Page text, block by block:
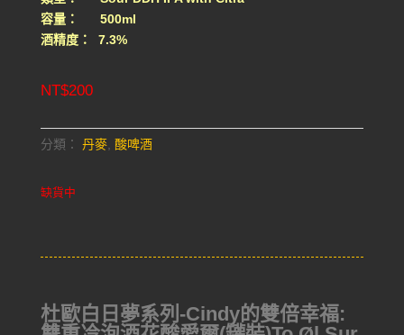
容量： 500ml
酒精度： 7.3%
NT$200
分類： 丹麥, 酸啤酒
缺貨中
杜歐白日夢系列-Cindy的雙倍幸福: